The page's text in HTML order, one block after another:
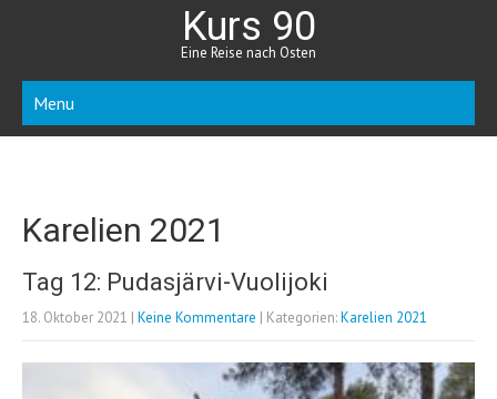
Kurs 90
Eine Reise nach Osten
Menu
Karelien 2021
Tag 12: Pudasjärvi-Vuolijoki
18. Oktober 2021 | Keine Kommentare | Kategorien:Karelien 2021